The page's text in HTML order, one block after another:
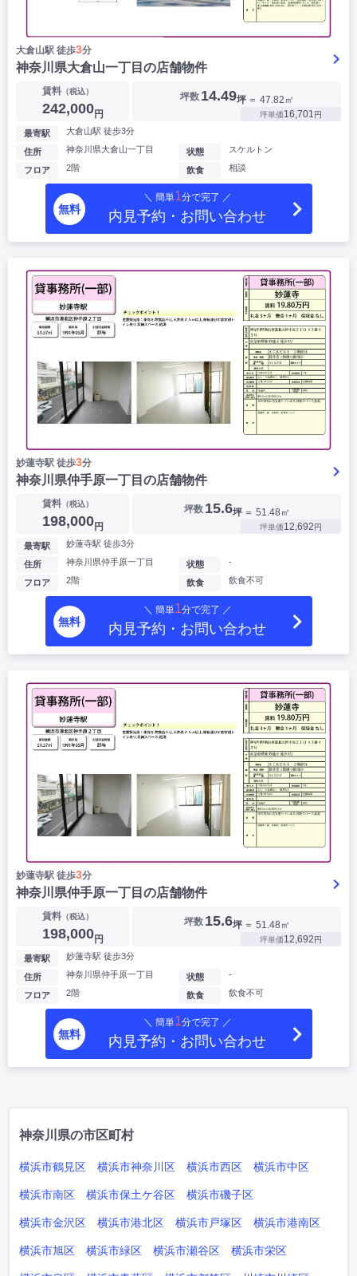
大倉山駅 徒歩3分
神奈川県大倉山一丁目の店舗物件
賃料（税込）
242,000円
坪数 14.49坪 ＝ 47.82㎡
坪単価16,701円
最寄駅 大倉山駅 徒歩3分
住所 神奈川県大倉山一丁目
フロア 2階
状態 スケルトン
飲食 相談
無料
＼ 簡単1分で完了 ／
内見予約・お問い合わせ
妙蓮寺駅 徒歩3分
神奈川県仲手原一丁目の店舗物件
賃料（税込）
198,000円
坪数 15.6坪 ＝ 51.48㎡
坪単価12,692円
最寄駅 妙蓮寺駅 徒歩3分
住所 神奈川県仲手原一丁目
フロア 2階
状態 -
飲食 飲食不可
無料
＼ 簡単1分で完了 ／
内見予約・お問い合わせ
妙蓮寺駅 徒歩3分
神奈川県仲手原一丁目の店舗物件
賃料（税込）
198,000円
坪数 15.6坪 ＝ 51.48㎡
坪単価12,692円
最寄駅 妙蓮寺駅 徒歩3分
住所 神奈川県仲手原一丁目
フロア 2階
状態 -
飲食 飲食不可
無料
＼ 簡単1分で完了 ／
内見予約・お問い合わせ
神奈川県の市区町村
横浜市鶴見区 横浜市神奈川区 横浜市西区 横浜市中区
横浜市南区 横浜市保土ケ谷区 横浜市磯子区
横浜市金沢区 横浜市港北区 横浜市戸塚区 横浜市港南区
横浜市旭区 横浜市緑区 横浜市瀬谷区 横浜市栄区